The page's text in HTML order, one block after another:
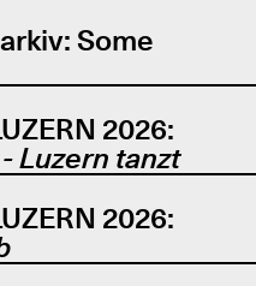
Some
2026:
Luzern tanzt
2026: